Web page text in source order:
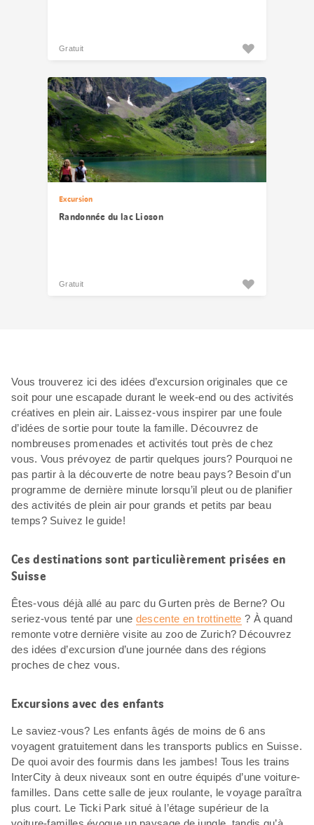
Gratuit
Excursion
Randonnée du lac Lioson
Gratuit
Vous trouverez ici des idées d’excursion originales que ce
soit pour une escapade durant le week-end ou des activités
créatives en plein air. Laissez-vous inspirer par une foule
d’idées de sortie pour toute la famille. Découvrez de
nombreuses promenades et activités tout près de chez
vous. Vous prévoyez de partir quelques jours? Pourquoi ne
pas partir à la découverte de notre beau pays? Besoin d’un
programme de dernière minute lorsqu’il pleut ou de planifier
des activités de plein air pour grands et petits par beau
temps? Suivez le guide!
Ces destinations sont particulièrement prisées en
Suisse
Êtes-vous déjà allé au parc du Gurten près de Berne? Ou
seriez-vous tenté par une descente en trottinette ? À quand
remonte votre dernière visite au zoo de Zurich? Découvrez
des idées d’excursion d’une journée dans des régions
proches de chez vous.
Excursions avec des enfants
Le saviez-vous? Les enfants âgés de moins de 6 ans
voyagent gratuitement dans les transports publics en Suisse.
De quoi avoir des fourmis dans les jambes! Tous les trains
InterCity à deux niveaux sont en outre équipés d’une voiture-
familles. Dans cette salle de jeux roulante, le voyage paraîtra
plus court. Le Ticki Park situé à l’étage supérieur de la